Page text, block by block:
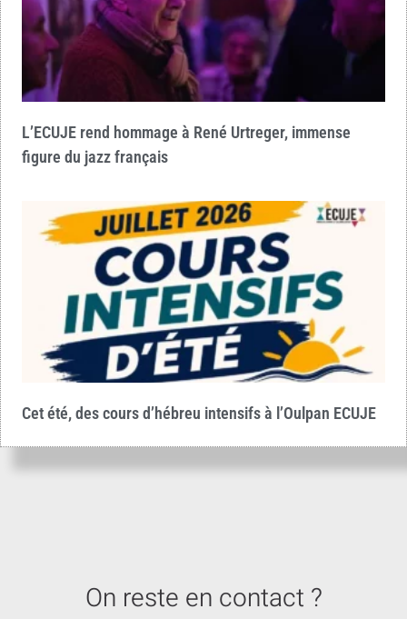
L’ECUJE rend hommage à René Urtreger, immense
figure du jazz français
Cet été, des cours d’hébreu intensifs à l’Oulpan ECUJE
On reste en contact ?